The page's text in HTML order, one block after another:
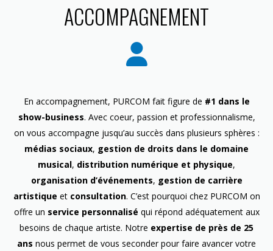
ACCOMPAGNEMENT
En accompagnement, PURCOM fait figure de #1 dans le
show-business. Avec coeur, passion et professionnalisme,
on vous accompagne jusqu’au succès dans plusieurs sphères :
médias sociaux, gestion de droits dans le domaine
musical, distribution numérique et physique,
organisation d’événements, gestion de carrière
artistique etconsultation. C’est pourquoi chez PURCOM on
offre un service personnalisé qui répond adéquatement aux
besoins de chaque artiste. Notre expertise de près de 25
ans nous permet de vous seconder pour faire avancer votre